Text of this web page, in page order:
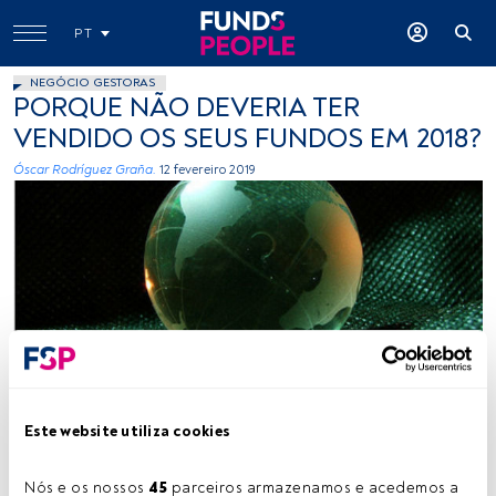
Este website utiliza cookies
Nós e os nossos 45 parceiros armazenamos e acedemos a
PT
NEGÓCIO GESTORAS
PORQUE NÃO DEVERIA TER
VENDIDO OS SEUS FUNDOS EM 2018?
Óscar Rodríguez Graña. 12 fevereiro 2019
HipolitoLuiz, Flickr Creative Commons